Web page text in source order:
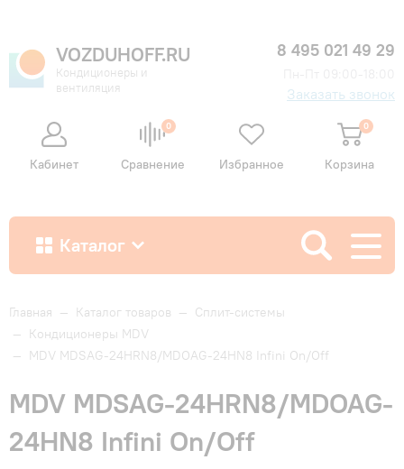
VOZDUHOFF.RU
Кондиционеры и
вентиляция
8 495 021 49 29
Заказать звонок
Кабинет
0
Сравнение Избранное
0
Корзина
Каталог
Как купить
Доставка и оплата
Гарантия и сервис
Главная — Каталог товаров — Сплит-системы
— Кондиционеры MDV
— MDV MDSAG-24HRN8/MDOAG-24HN8 Infini On/Off
MDV MDSAG-24HRN8/MDOAG-
24HN8 Infini On/Off